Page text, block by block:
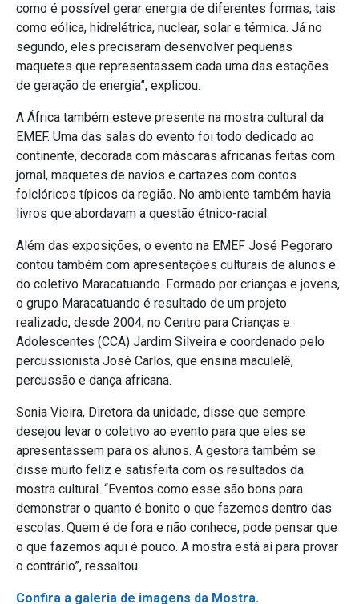
como é possível gerar energia de diferentes formas, tais
como eólica, hidrelétrica, nuclear, solar e térmica. Já no
segundo, eles precisaram desenvolver pequenas
maquetes que representassem cada uma das estações
de geração de energia”, explicou.
A África também esteve presente na mostra cultural da
EMEF. Uma das salas do evento foi todo dedicado ao
continente, decorada com máscaras africanas feitas com
jornal, maquetes de navios e cartazes com contos
folclóricos típicos da região. No ambiente também havia
livros que abordavam a questão étnico-racial.
Além das exposições, o evento na EMEF José Pegoraro
contou também com apresentações culturais de alunos e
do coletivo Maracatuando. Formado por crianças e jovens,
o grupo Maracatuando é resultado de um projeto
realizado, desde 2004, no Centro para Crianças e
Adolescentes (CCA) Jardim Silveira e coordenado pelo
percussionista José Carlos, que ensina maculelê,
percussão e dança africana.
Sonia Vieira, Diretora da unidade, disse que sempre
desejou levar o coletivo ao evento para que eles se
apresentassem para os alunos. A gestora também se
disse muito feliz e satisfeita com os resultados da
mostra cultural. “Eventos como esse são bons para
demonstrar o quanto é bonito o que fazemos dentro das
escolas. Quem é de fora e não conhece, pode pensar que
o que fazemos aqui é pouco. A mostra está aí para provar
o contrário”, ressaltou.
Confira a galeria de imagens da Mostra.